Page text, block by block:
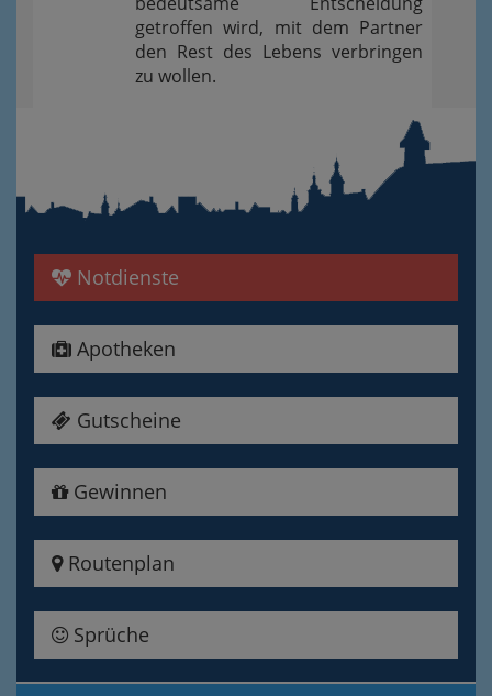
getroffen wird, mit dem Partner
den Rest des Lebens verbringen
zu wollen.
Notdienste
Apotheken
Gutscheine
Gewinnen
Routenplan
Sprüche